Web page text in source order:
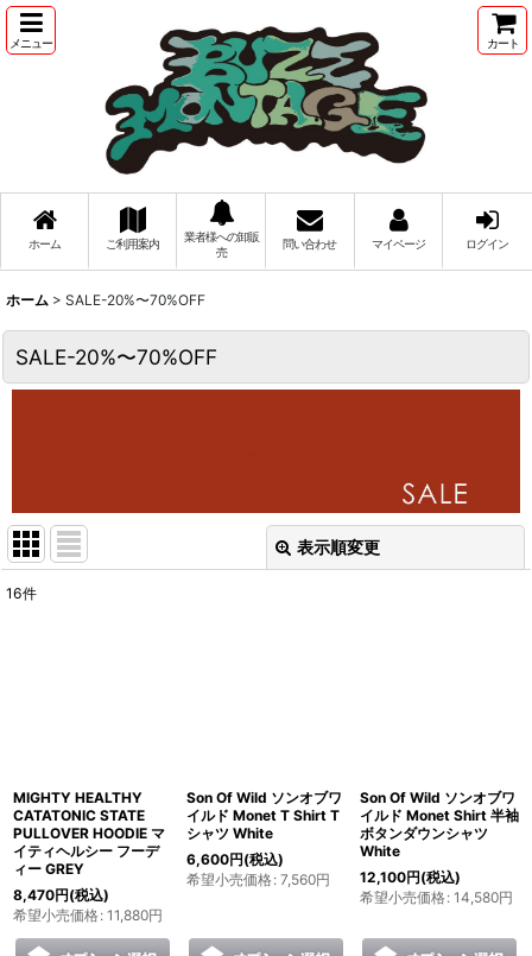
メニュー カート
ホーム ご利用案内
業者様への卸販
売
問い合わせ マイページ ログイン
ホーム > SALE-20%〜70%OFF
SALE-20%〜70%OFF
表示順変更
16件
MIGHTY HEALTHY
CATATONIC STATE
PULLOVER HOODIE マ
イティヘルシー フーデ
ィー GREY
8,470円(税込)
希望小売価格: 11,880円
Son Of Wild ソンオブワ
イルド Monet T Shirt T
シャツ White
6,600円(税込)
希望小売価格: 7,560円
Son Of Wild ソンオブワ
イルド Monet Shirt 半袖
ボタンダウンシャツ
White
12,100円(税込)
希望小売価格: 14,580円